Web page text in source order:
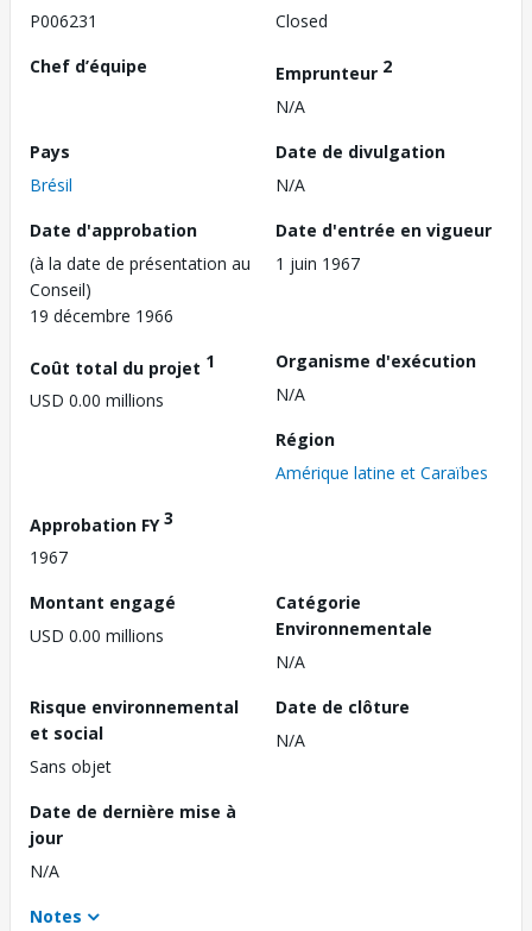
P006231
Closed
Chef d’équipe
Emprunteur 2
N/A
Pays
Brésil
Date de divulgation
N/A
Date d'approbation
(à la date de présentation au
Conseil)
19 décembre 1966
Date d'entrée en vigueur
1 juin 1967
Coût total du projet 1
USD 0.00 millions
Organisme d'exécution
N/A
Région
Amérique latine et Caraïbes
Approbation FY3
1967
Montant engagé
USD 0.00 millions
Catégorie
Environnementale
N/A
Risque environnemental
et social
Sans objet
Date de clôture
N/A
Date de dernière mise à
jour
N/A
Notes